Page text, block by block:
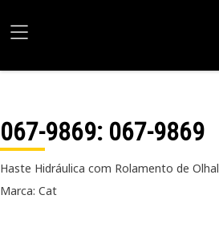
067-9869: 067-9869
Haste Hidráulica com Rolamento de Olhal
Marca: Cat